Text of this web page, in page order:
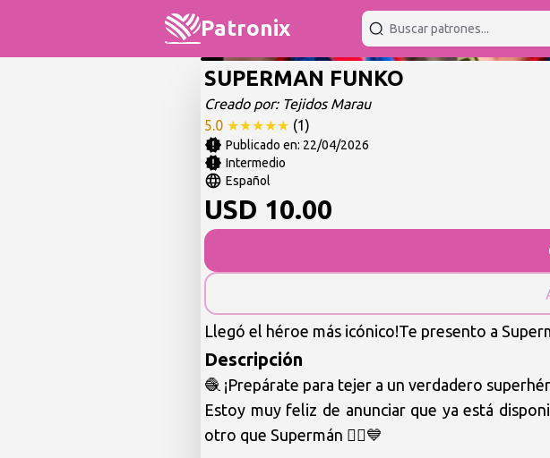
Patronix
SUPERMAN FUNKO
Creado por: Tejidos Marau
5.0 ★★★★★ (1)
Publicado en: 22/04/2026
Intermedio
Español
USD 10.00
Llegó el héroe más icónico!Te presento a
Descripción
🧶 ¡Prepárate para tejer a un verdadero
Estoy muy feliz de anunciar que ya está
otro que Supermán 🦸‍♂️💙